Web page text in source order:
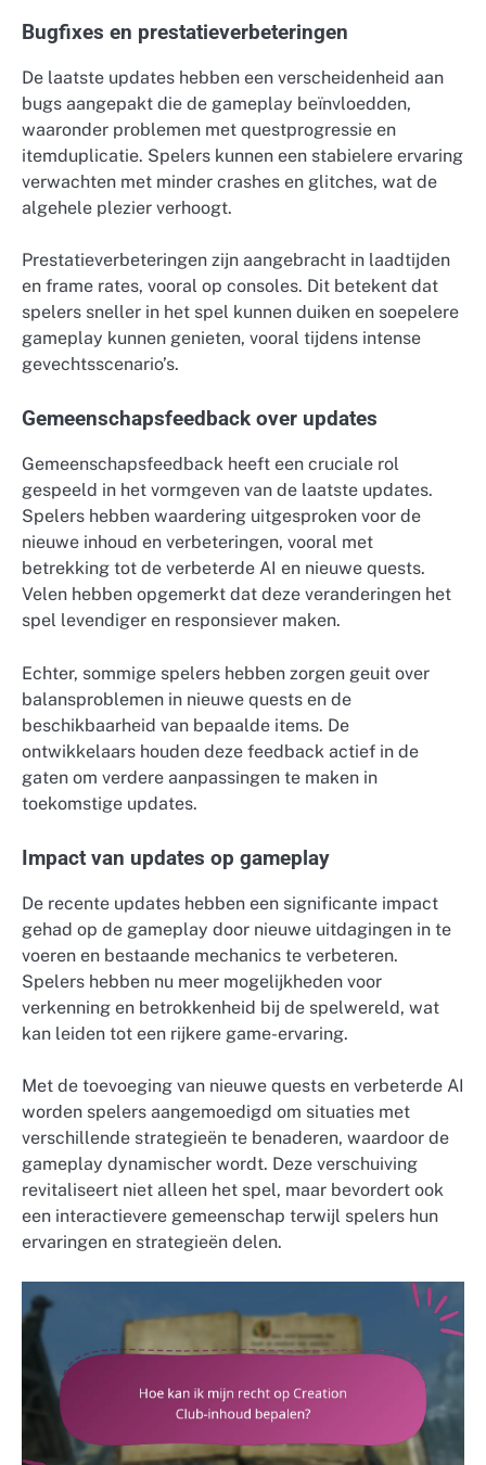
Bugfixes en prestatieverbeteringen
De laatste updates hebben een verscheidenheid aan
bugs aangepakt die de gameplay beïnvloedden,
waaronder problemen met questprogressie en
itemduplicatie. Spelers kunnen een stabielere ervaring
verwachten met minder crashes en glitches, wat de
algehele plezier verhoogt.
Prestatieverbeteringen zijn aangebracht in laadtijden
en frame rates, vooral op consoles. Dit betekent dat
spelers sneller in het spel kunnen duiken en soepelere
gameplay kunnen genieten, vooral tijdens intense
gevechtsscenario’s.
Gemeenschapsfeedback over updates
Gemeenschapsfeedback heeft een cruciale rol
gespeeld in het vormgeven van de laatste updates.
Spelers hebben waardering uitgesproken voor de
nieuwe inhoud en verbeteringen, vooral met
betrekking tot de verbeterde AI en nieuwe quests.
Velen hebben opgemerkt dat deze veranderingen het
spel levendiger en responsiever maken.
Echter, sommige spelers hebben zorgen geuit over
balansproblemen in nieuwe quests en de
beschikbaarheid van bepaalde items. De
ontwikkelaars houden deze feedback actief in de
gaten om verdere aanpassingen te maken in
toekomstige updates.
Impact van updates op gameplay
De recente updates hebben een significante impact
gehad op de gameplay door nieuwe uitdagingen in te
voeren en bestaande mechanics te verbeteren.
Spelers hebben nu meer mogelijkheden voor
verkenning en betrokkenheid bij de spelwereld, wat
kan leiden tot een rijkere game-ervaring.
Met de toevoeging van nieuwe quests en verbeterde AI
worden spelers aangemoedigd om situaties met
verschillende strategieën te benaderen, waardoor de
gameplay dynamischer wordt. Deze verschuiving
revitaliseert niet alleen het spel, maar bevordert ook
een interactievere gemeenschap terwijl spelers hun
ervaringen en strategieën delen.